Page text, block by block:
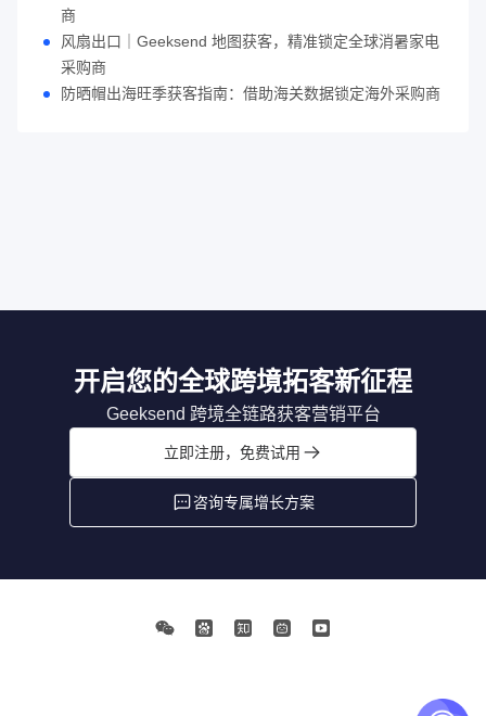
商
风扇出口｜Geeksend 地图获客，精准锁定全球消暑家电
采购商
防晒帽出海旺季获客指南：借助海关数据锁定海外采购商
开启您的全球跨境拓客新征程
Geeksend 跨境全链路获客营销平台
立即注册，免费试用
咨询专属增长方案